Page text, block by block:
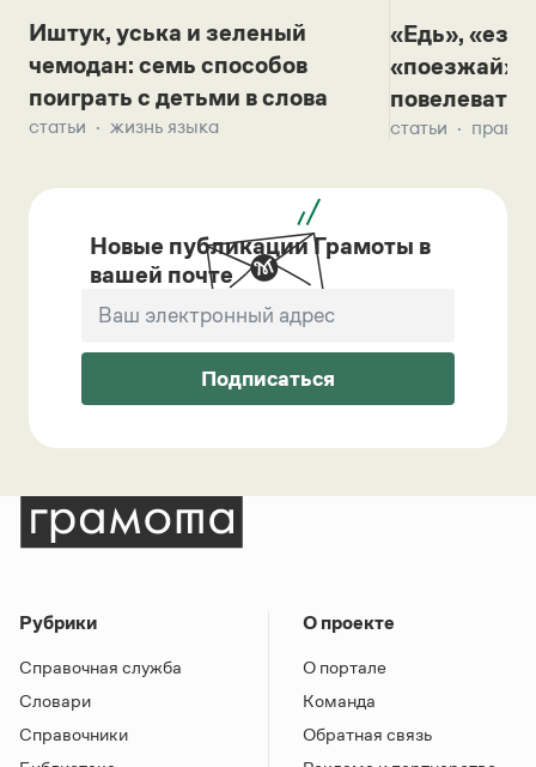
Иштук, уська и зеленый
чемодан: семь способов
поиграть с детьми в слова
статьи жизнь языка
«Едь»,
«поезжай»?
повелевать
статьи
Новые публикации Грамоты в
вашей почте
Подписаться
Рубрики
Справочная служба
Словари
Справочники
О проекте
О портале
Команда
Обратная связь